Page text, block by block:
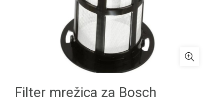
Filter mrežica za Bosch